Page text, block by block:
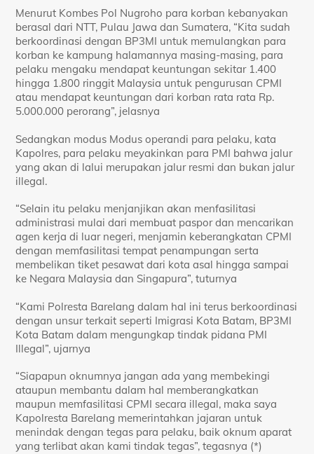
Menurut Kombes Pol Nugroho para korban kebanyakan
berasal dari NTT, Pulau Jawa dan Sumatera, “Kita sudah
berkoordinasi dengan BP3MI untuk memulangkan para
korban ke kampung halamannya masing-masing, para
pelaku mengaku mendapat keuntungan sekitar 1.400
hingga 1.800 ringgit Malaysia untuk pengurusan CPMI
atau mendapat keuntungan dari korban rata rata Rp.
5.000.000 perorang”, jelasnya
Sedangkan modus Modus operandi para pelaku, kata
Kapolres, para pelaku meyakinkan para PMI bahwa jalur
yang akan di lalui merupakan jalur resmi dan bukan jalur
illegal.
“Selain itu pelaku menjanjikan akan menfasilitasi
administrasi mulai dari membuat paspor dan mencarikan
agen kerja di luar negeri, menjamin keberangkatan CPMI
dengan memfasilitasi tempat penampungan serta
membelikan tiket pesawat dari kota asal hingga sampai
ke Negara Malaysia dan Singapura”, tuturnya
“Kami Polresta Barelang dalam hal ini terus berkoordinasi
dengan unsur terkait seperti Imigrasi Kota Batam, BP3MI
Kota Batam dalam mengungkap tindak pidana PMI
Illegal”, ujarnya
“Siapapun oknumnya jangan ada yang membekingi
ataupun membantu dalam hal memberangkatkan
maupun memfasilitasi CPMI secara illegal, maka saya
Kapolresta Barelang memerintahkan jajaran untuk
menindak dengan tegas para pelaku, baik oknum aparat
yang terlibat akan kami tindak tegas”, tegasnya (*)